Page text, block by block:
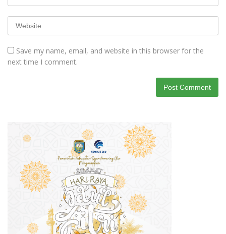
Save my name, email, and website in this browser for the
next time I comment.